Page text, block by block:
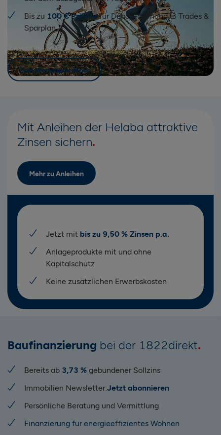
Bis zu 100 € Prämiefür Depoteröffnung, 3 Trades &
Sparplan
Zum Wertpapierdepot
Mit Anleihen der Helaba attraktive
Zinsen sichern
Mehr zu Anleihen
Jetzt mit bis zu 9,50 % Zinsen p.a.
Anlageprodukte mit und ohne
Kapitalschutz
Keine zusätzlichen Erwerbskosten
Baufinanzierung bei der 1822direkt
Bereits ab 3,73 % gebundener Sollzins
Immobilien Newsletter:Jetzt abonnieren
Persönliche Beratung und Vermittlung
Finanzierung für energieeffizientes Wohnen